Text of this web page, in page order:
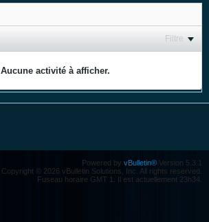
Filtre
Aucune activité à afficher.
Powered by vBulletin® Version 5.3.1
Copyright © 2026 vBulletin Solutions, Inc. All rights reserved.
Fuseau horaire GMT 1. Il est actuellement 23h34.